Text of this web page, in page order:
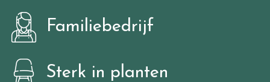
Familiebedrijf
Sterk in planten